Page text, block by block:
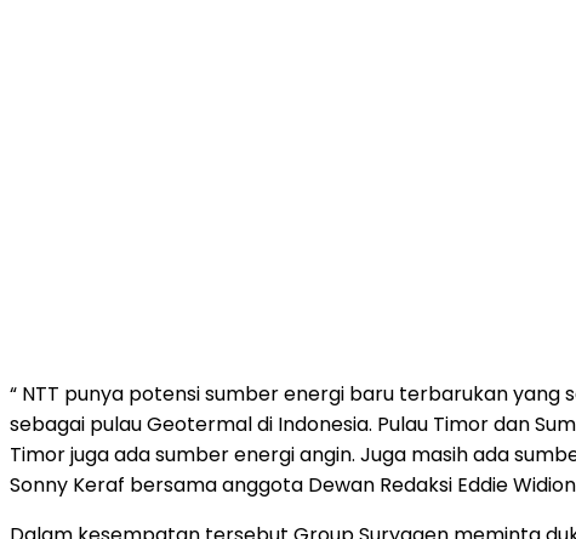
“ NTT punya potensi sumber energi baru terbarukan
sebagai pulau Geotermal di Indonesia. Pulau Timor dan
Timor juga ada sumber energi angin. Juga masih ada
Sonny Keraf bersama anggota Dewan Redaksi Eddie